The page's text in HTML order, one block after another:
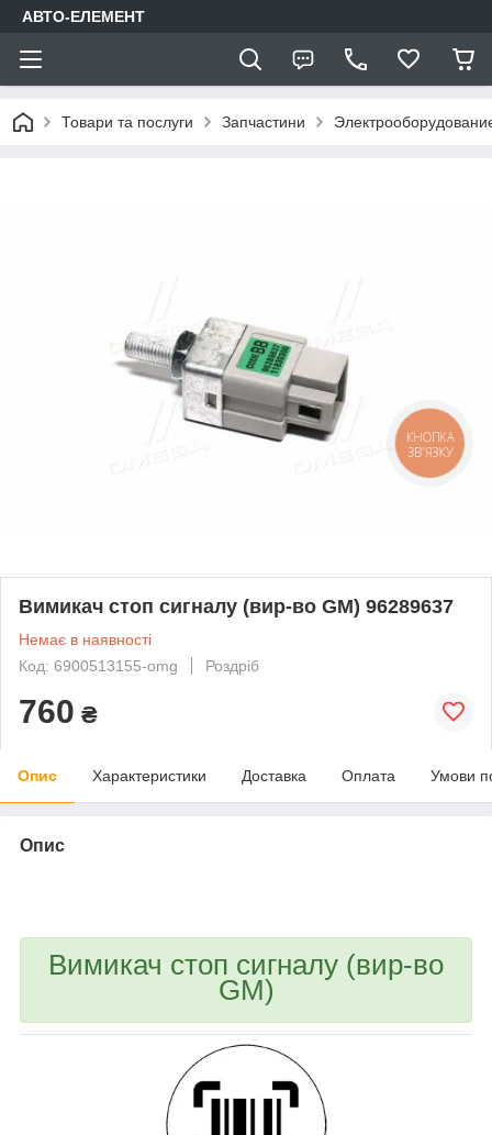
АВТО-ЕЛЕМЕНТ
Товари та послуги Запчастини
Вимикач стоп сигналу (вир-во GM) 96289637
Немає в наявності
Код: 6900513155-omg
Роздріб
760 ₴
Опис Характеристики Доставка Оплата Умови
Опис
Вимикач стоп сигналу (вир-во
GM)
КНОПКА
ЗВ'ЯЗКУ